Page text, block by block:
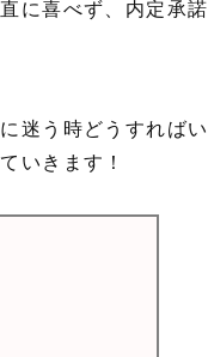
に喜べず、内定承諾
迷う時どうすればい
いきます！